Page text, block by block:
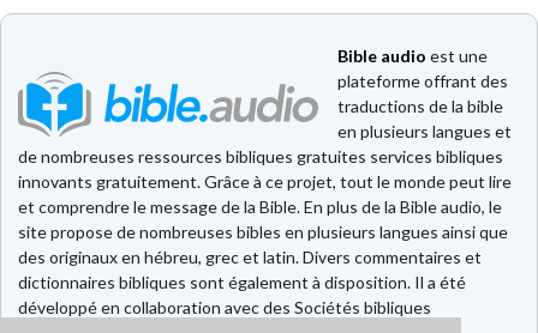
Bible audio est une
plateforme offrant des
traductions de la bible
en plusieurs langues et
de nombreuses ressources bibliques gratuites services bibliques
innovants gratuitement. Grâce à ce projet, tout le monde peut lire
et comprendre le message de la Bible. En plus de la Bible audio, le
site propose de nombreuses bibles en plusieurs langues ainsi que
des originaux en hébreu, grec et latin. Divers commentaires et
dictionnaires bibliques sont également à disposition. Il a été
développé en collaboration avec des Sociétés bibliques